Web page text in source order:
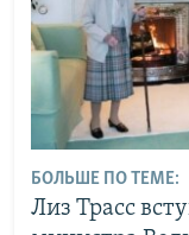
БОЛЬШЕ ПО ТЕМЕ:
Лиз Трасс